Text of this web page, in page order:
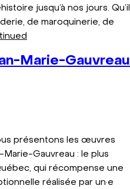
jusqu’à nos jours. Qu’il
de maroquinerie, de
Marie-Gauvreau
présentons les œuvres
Gauvreau : le plus
qui récompense une
réalisée par un·e